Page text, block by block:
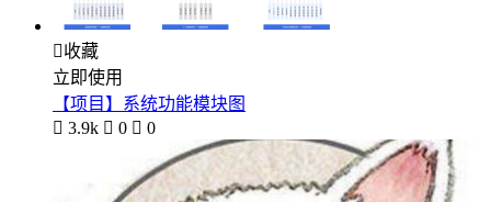
收藏
立即使用
【项目】系统功能模块图
 3.9k  0  0